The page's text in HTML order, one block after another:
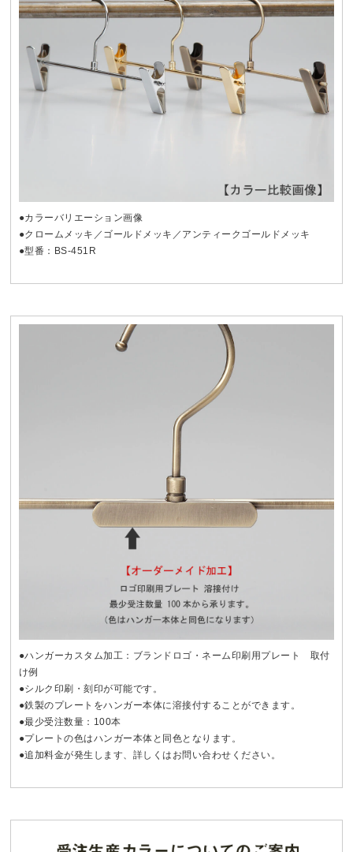
●カラーバリエーション画像
●クロームメッキ／ゴールドメッキ／アンティークゴールドメッキ
●型番：BS-451R
●ハンガーカスタム加工：ブランドロゴ・ネーム印刷用プレート 取付
け例
●シルク印刷・刻印が可能です。
●鉄製のプレートをハンガー本体に溶接付することができます。
●最少受注数量：100本
●プレートの色はハンガー本体と同色となります。
●追加料金が発生します、詳しくはお問い合わせください。